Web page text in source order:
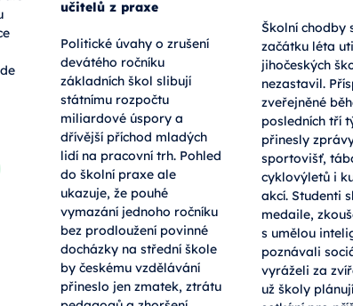
učitelů z praxe
Politické úvahy o zrušení
devátého ročníku
základních škol slibují
státnímu rozpočtu
miliardové úspory a
dřívější příchod mladých
lidí na pracovní trh. Pohled
do školní praxe ale
ukazuje, že pouhé
vymazání jednoho ročníku
bez prodloužení povinné
docházky na střední škole
by českému vzdělávání
přineslo jen zmatek, ztrátu
Školní chodby
začátku léta
jihočeských
nezastavil.
zveřejněné
posledních tří
přinesly
sportovišť,
cyklovýletů i
akcí. Studenti
medaile,
s umělou
poznávali
vyráželi za
už školy